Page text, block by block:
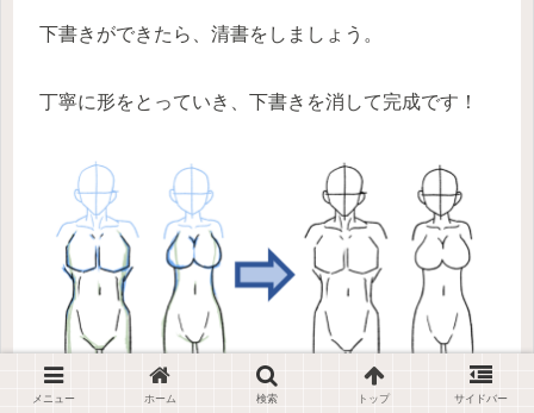
下書きができたら、清書をしましょう。
丁寧に形をとっていき、下書きを消して完成です！
メニュー ホーム 検索 トップ サイドバー